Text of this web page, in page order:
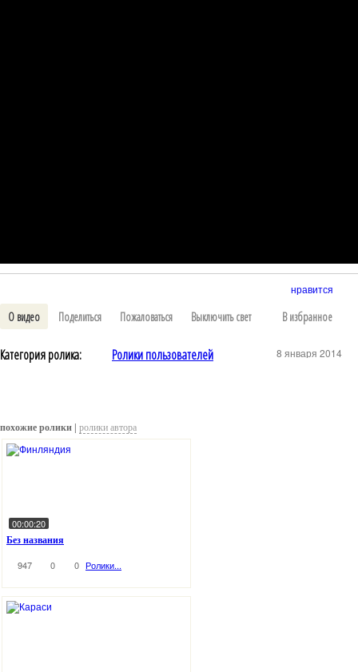
нравится
О видео Поделиться Пожаловаться Выключить свет В избранное
Категория ролика: Ролики пользователей 8 января 2014
похожие ролики | ролики автора
00:00:20
Без названия
947 0 0 Ролики...